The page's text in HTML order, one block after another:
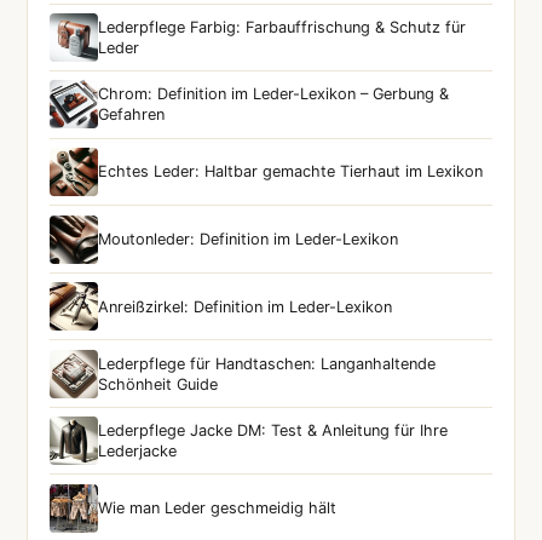
Lederpflege Farbig: Farbauffrischung & Schutz für
Leder
Chrom: Definition im Leder-Lexikon – Gerbung &
Gefahren
Echtes Leder: Haltbar gemachte Tierhaut im Lexikon
Moutonleder: Definition im Leder-Lexikon
Anreißzirkel: Definition im Leder-Lexikon
Lederpflege für Handtaschen: Langanhaltende
Schönheit Guide
Lederpflege Jacke DM: Test & Anleitung für Ihre
Lederjacke
Wie man Leder geschmeidig hält